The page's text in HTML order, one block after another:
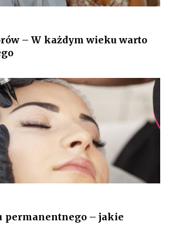
– W każdym wieku warto
permanentnego – jakie